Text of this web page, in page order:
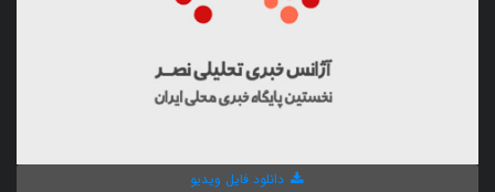
دانلود فایل ویدیو